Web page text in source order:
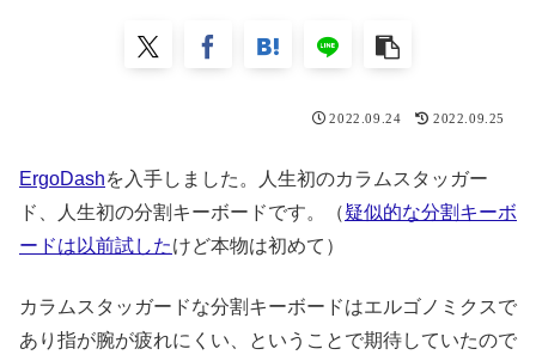
2022.09.24 2022.09.25
ErgoDashを入手しました。人生初のカラムスタッガー
ド、人生初の分割キーボードです。（疑似的な分割キーボ
ードは以前試したけど本物は初めて）
カラムスタッガードな分割キーボードはエルゴノミクスで
あり指が腕が疲れにくい、ということで期待していたので